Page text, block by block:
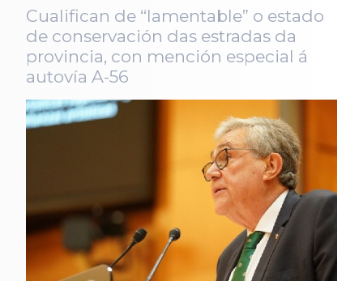
Cualifican de “lamentable” o estado
de conservación das estradas da
provincia, con mención especial á
autovía A-56